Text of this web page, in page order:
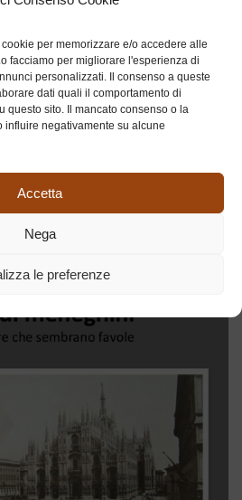
per memorizzare e/o accedere alle
facciamo per migliorare l'esperienza di
personalizzati. Il consenso a queste
dati quali il comportamento di
questo sito. Il mancato consenso o la
negativamente su alcune
Accetta
Nega
le preferenze